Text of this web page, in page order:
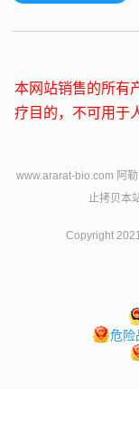
本网站销售的所有
疗目的，不可用于
www.ararat-bio.com 阿
止拷贝本
Copyright
危险